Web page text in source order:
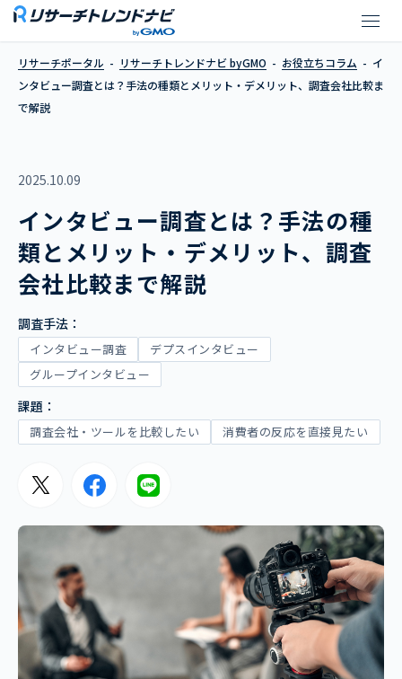
インタビュー調査とは？手法の
リサーチポータル リサーチトレンドナビ byGMO お役立ちコラム
イ
ンタビュー調査とは？手法の種類とメリット・デメリット、調査会社比較ま
で解説
2025.10.09
インタビュー調査とは？手法の種
類とメリット・デメリット、調査
会社比較まで解説
調査手法：
インタビュー調査
デプスインタビュー
グループインタビュー
課題：
調査会社・ツールを比較したい 消費者の反応を直接見たい